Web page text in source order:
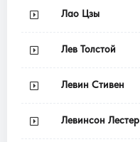
Лао Цзы
Лев Толстой
Левин Стивен
Левинсон Лестер